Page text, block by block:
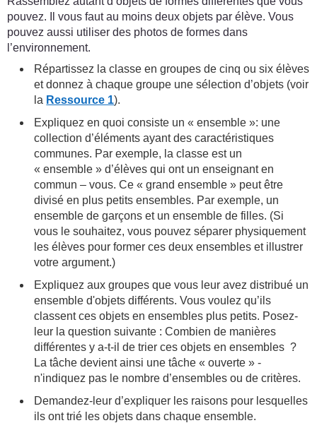
pouvez. Il vous faut au moins deux objets par élève. Vous
pouvez aussi utiliser des photos de formes dans
l’environnement.
Répartissez la classe en groupes de cinq ou six élèves
et donnez à chaque groupe une sélection d’objets (voir
la Ressource 1).
Expliquez en quoi consiste un « ensemble »: une
collection d’éléments ayant des caractéristiques
communes. Par exemple, la classe est un
« ensemble » d’élèves qui ont un enseignant en
commun – vous. Ce « grand ensemble » peut être
divisé en plus petits ensembles. Par exemple, un
ensemble de garçons et un ensemble de filles. (Si
vous le souhaitez, vous pouvez séparer physiquement
les élèves pour former ces deux ensembles et illustrer
votre argument.)
Expliquez aux groupes que vous leur avez distribué un
ensemble d'objets différents. Vous voulez qu’ils
classent ces objets en ensembles plus petits. Posez-
leur la question suivante : Combien de manières
différentes y a-t-il de trier ces objets en ensembles ?
La tâche devient ainsi une tâche « ouverte » -
n'indiquez pas le nombre d’ensembles ou de critères.
Demandez-leur d’expliquer les raisons pour lesquelles
ils ont trié les objets dans chaque ensemble.